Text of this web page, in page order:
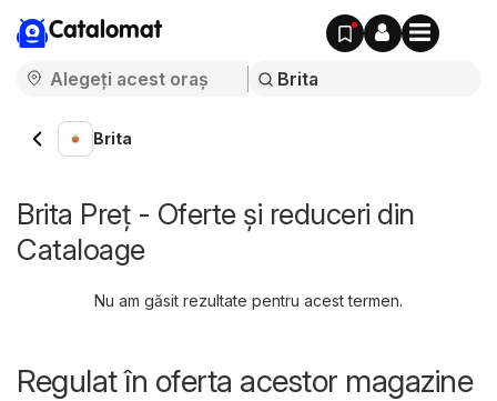
Catalomat
Brita
Brita Preț - Oferte și reduceri din
Cataloage
Nu am găsit rezultate pentru acest termen.
Regulat în oferta acestor magazine